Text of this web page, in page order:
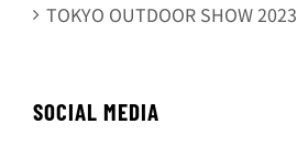
TOKYO OUTDOOR SHOW 2023
SOCIAL MEDIA